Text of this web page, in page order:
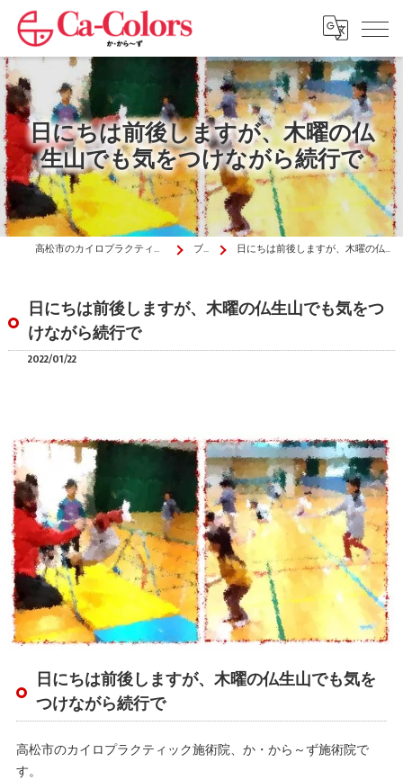
日にちは前後しますが、木曜の仏
生山でも気をつけながら続行で
高松市のカイロプラクティックはか・から～ず施術院 ブログ 日にちは前後しますが、木曜の仏生山でも気をつけながら続行で
日にちは前後しますが、木曜の仏生山でも気をつ
けながら続行で
2022/01/22
日にちは前後しますが、木曜の仏生山でも気を
つけながら続行で
高松市のカイロプラクティック施術院、か・から～ず施術院で
す。